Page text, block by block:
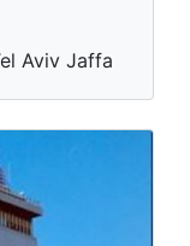
Aviv Jaffa